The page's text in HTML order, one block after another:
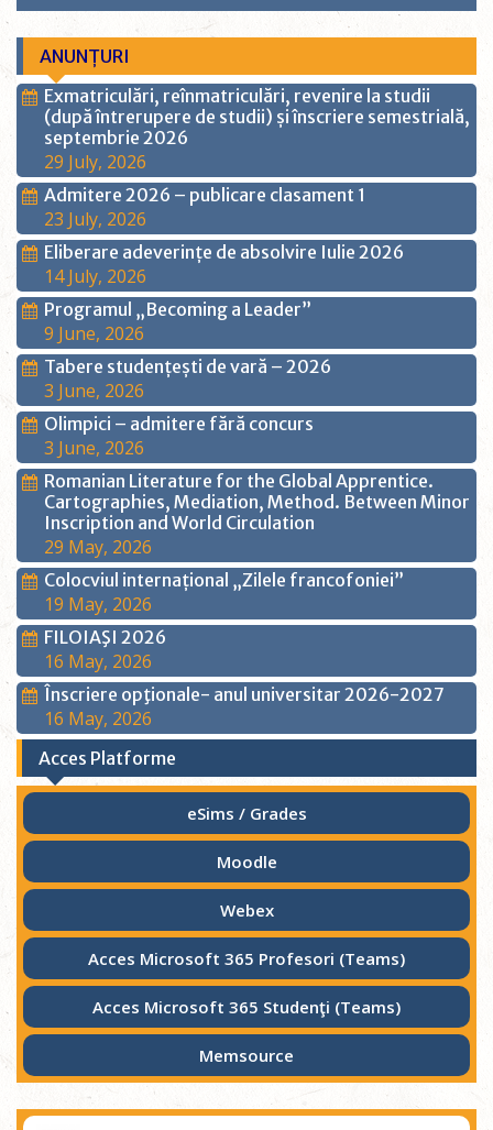
ANUNȚURI
Exmatriculări, reînmatriculări, revenire la studii
(după întrerupere de studii) și înscriere semestrială,
septembrie 2026
29 July, 2026
Admitere 2026 – publicare clasament 1
23 July, 2026
Eliberare adeverințe de absolvire Iulie 2026
14 July, 2026
Programul „Becoming a Leader”
9 June, 2026
Tabere studențești de vară – 2026
3 June, 2026
Olimpici – admitere fără concurs
3 June, 2026
Romanian Literature for the Global Apprentice.
Cartographies, Mediation, Method. Between Minor
Inscription and World Circulation
29 May, 2026
Colocviul internațional „Zilele francofoniei”
19 May, 2026
FILOIAŞI 2026
16 May, 2026
Înscriere opţionale- anul universitar 2026-2027
16 May, 2026
Acces Platforme
eSims / Grades
Moodle
Webex
Acces Microsoft 365 Profesori (Teams)
Acces Microsoft 365 Studenţi (Teams)
Memsource